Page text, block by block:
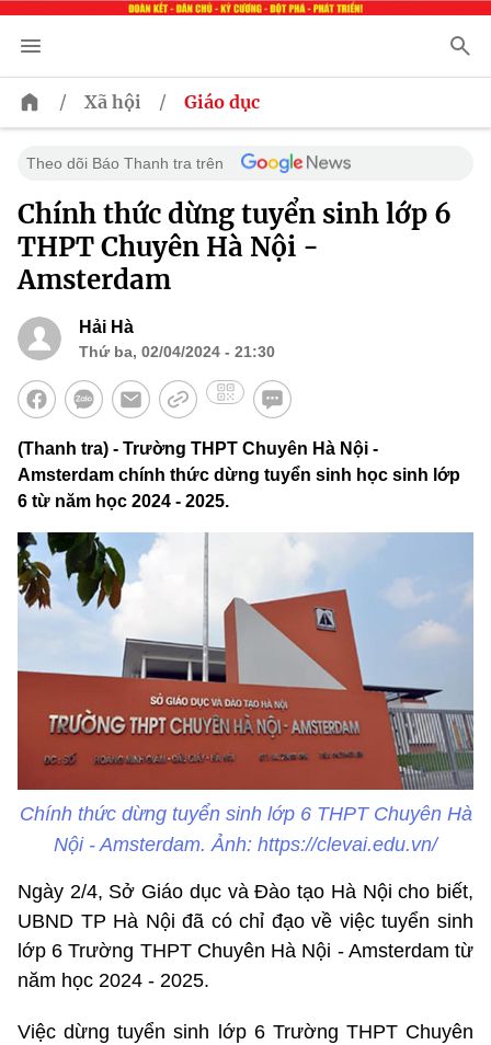
/ Xã hội / Giáo dục
Theo dõi Báo Thanh tra trên
Chính thức dừng tuyển sinh lớp 6
THPT Chuyên Hà Nội -
Amsterdam
Hải Hà
Thứ ba, 02/04/2024 - 21:30
(Thanh tra) - Trường THPT Chuyên Hà Nội -
Amsterdam chính thức dừng tuyển sinh học sinh lớp
6 từ năm học 2024 - 2025.
Chính thức dừng tuyển sinh lớp 6 THPT Chuyên Hà
Nội - Amsterdam. Ảnh: https://clevai.edu.vn/
Ngày 2/4, Sở Giáo dục và Đào tạo Hà Nội cho biết,
UBND TP Hà Nội đã có chỉ đạo về việc tuyển sinh
lớp 6 Trường THPT Chuyên Hà Nội - Amsterdam từ
năm học 2024 - 2025.
Việc dừng tuyển sinh lớp 6 Trường THPT Chuyên